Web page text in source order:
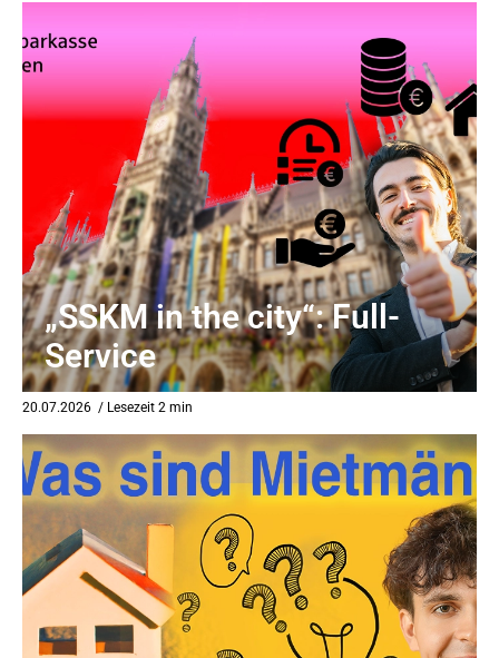
„SSKM in the city“: Full-
Service
20.07.2026 / Lesezeit 2 min